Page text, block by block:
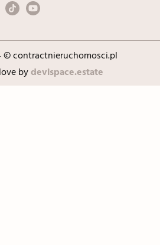
© contractnieruchomosci.pl
bydevispace.estate